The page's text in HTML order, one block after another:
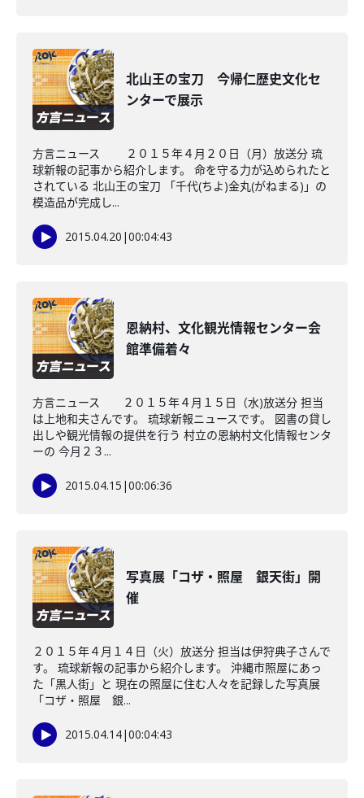
北山王の宝刀 今帰仁歴史文化セ
ンターで展示
方言ニュース ２０１５年４月２０日（月）放送分 琉
球新報の記事から紹介します。 命を守る力が込められたと
されている 北山王の宝刀 「千代(ちよ)金丸(がねまる)」の
模造品が完成し...
2015.04.20 |00:04:43
恩納村、文化観光情報センター会
館準備着々
方言ニュース ２０１５年４月１５日（水)放送分 担当
は上地和夫さんです。 琉球新報ニュースです。 図書の貸し
出しや観光情報の提供を行う 村立の恩納村文化情報センタ
ーの 今月２３...
2015.04.15 |00:06:36
写真展「コザ・照屋 銀天街」開
催
２０１５年４月１４日（火）放送分 担当は伊狩典子さんで
す。 琉球新報の記事から紹介します。 沖縄市照屋にあっ
た「黒人街」と 現在の照屋に住む人々を記録した写真展
「コザ・照屋 銀...
2015.04.14|00:04:43